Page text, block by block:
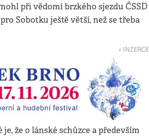
při vědomí brzkého sjezdu ČSSD
Sobotku ještě větší, než se třeba
↓ INZERCE
že o lánské schůzce a především